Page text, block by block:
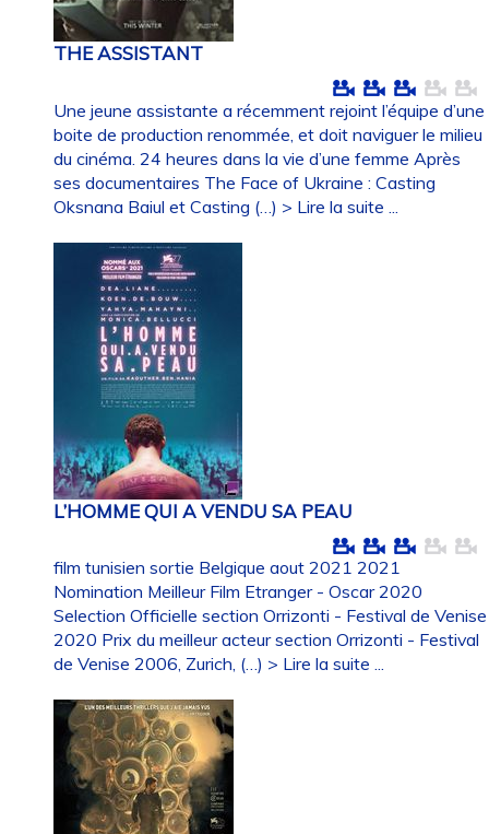
THE ASSISTANT
Une jeune assistante a récemment rejoint l’équipe d’une
boite de production renommée, et doit naviguer le milieu
du cinéma. 24 heures dans la vie d’une femme Après
ses documentaires The Face of Ukraine : Casting
Oksnana Baiul et Casting (…) > Lire la suite ...
L’HOMME QUI A VENDU SA PEAU
film tunisien sortie Belgique aout 2021 2021
Nomination Meilleur Film Etranger - Oscar 2020
Selection Officielle section Orrizonti - Festival de Venise
2020 Prix du meilleur acteur section Orrizonti - Festival
de Venise 2006, Zurich, (…) > Lire la suite ...